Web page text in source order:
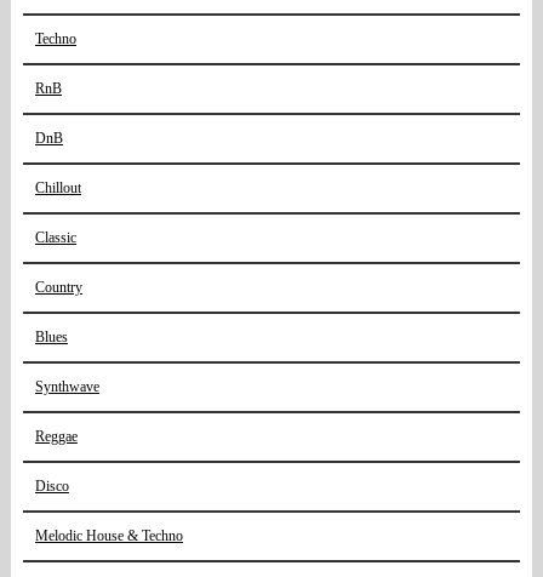
Techno
RnB
DnB
Chillout
Classic
Country
Blues
Synthwave
Reggae
Disco
Melodic House & Techno